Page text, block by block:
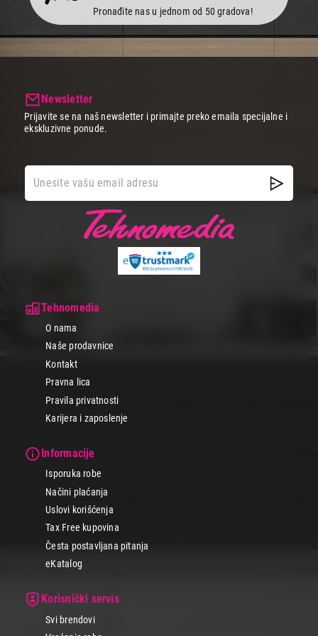
Pronađite nas u jednom od 50 gradova!
Tehnomedia
O nama
Naše prodavnice
Kontakt
Pravna lica
Pravila privatnosti
Karijera i zaposlenje
Informacije
Isporuka robe
Načini plaćanja
Uslovi korišćenja
Tax Free kupovina
Česta postavljana pitanja
eKatalog
Korisnički servis
Svi brendovi
Newsletter
Prijavite se na naš newsletter i primajte preko emaila specijalne i
ekskluzivne ponude.